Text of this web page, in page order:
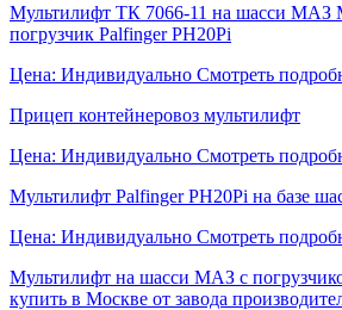
Мультилифт ТК 7066-11 на шасси МАЗ
погрузчик Palfinger PH20Pi
Цена: Индивидуально Смотреть
Прицеп контейнеровоз мультилифт
Цена: Индивидуально Смотреть
Мультилифт Palfinger PH20Pi на базе
Цена: Индивидуально Смотреть
Мультилифт на шасси МАЗ с
купить в Москве от завода